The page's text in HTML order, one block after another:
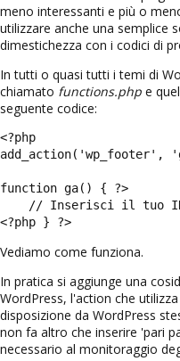
meno interessanti e più o
utilizzare anche una semplice
dimestichezza con i codici di
In tutti o quasi tutti i temi di
chiamato functions.php e
seguente codice:
<?php
add_action('wp_footer',
function ga() { ?>
<?php } ?>
Vediamo come funziona.
In pratica si aggiunge una
WordPress, l'action che
disposizione da WordPress
non fa altro che inserire 'pari
necessario al monitoraggio